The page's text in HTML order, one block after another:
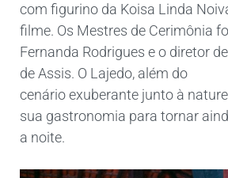
com figurino da Koisa Linda
filme. Os Mestres de Cerimônia
Fernanda Rodrigues e o diretor
de Assis. O Lajedo, além do
cenário exuberante junto à
sua gastronomia para tornar
a noite.